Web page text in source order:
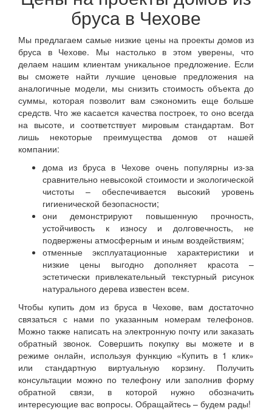
бруса в Чехове
Мы предлагаем самые низкие цены на проекты домов из
бруса в Чехове. Мы настолько в этом уверены, что
делаем нашим клиентам уникальное предложение. Если
вы сможете найти лучшие ценовые предложения на
аналогичные модели, мы снизить стоимость объекта до
суммы, которая позволит вам сэкономить еще больше
средств. Что же касается качества построек, то оно всегда
на высоте, и соответствует мировым стандартам. Вот
лишь некоторые преимущества домов от нашей
компании:
дома из бруса в Чехове очень популярны из-за
сравнительно невысокой стоимости и экологической
чистоты – обеспечивается высокий уровень
гигиенической безопасности;
они демонстрируют повышенную прочность,
устойчивость к износу и долговечность, не
подвержены атмосферным и иным воздействиям;
отменные эксплуатационные характеристики и
низкие цены выгодно дополняет красота –
эстетически привлекательный текстурный рисунок
натурального дерева известен всем.
Чтобы купить дом из бруса в Чехове, вам достаточно
связаться с нами по указанным номерам телефонов.
Можно также написать на электронную почту или заказать
обратный звонок. Совершить покупку вы можете и в
режиме онлайн, используя функцию «Купить в 1 клик»
или стандартную виртуальную корзину. Получить
консультации можно по телефону или заполнив форму
обратной связи, в которой нужно обозначить
интересующие вас вопросы. Обращайтесь – будем рады!